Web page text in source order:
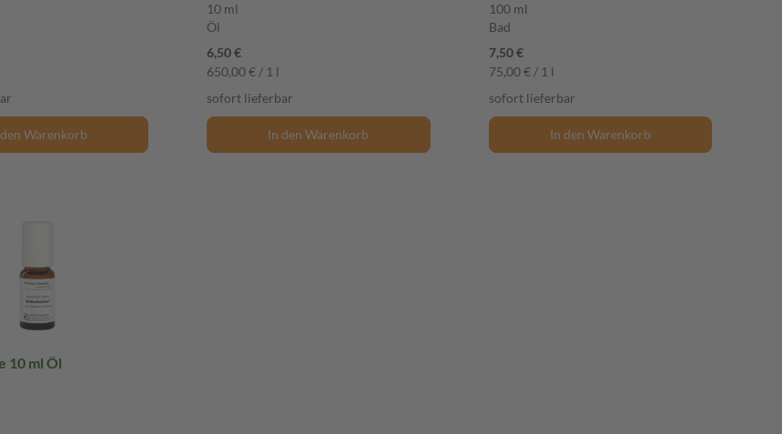
Warenkorb
10 ml
Öl
6,50 €
650,00 € / 1 l
sofort lieferbar
In den Warenkorb
100 ml
Bad
7,50 €
75,00 € / 1 l
sofort lieferbar
In den Warenkorb
Schlafmütze 10 ml Öl